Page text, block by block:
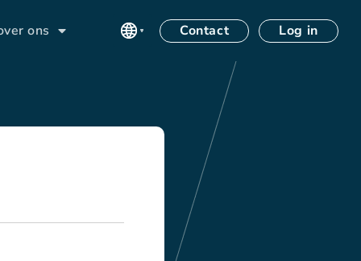
ons Contact Log in